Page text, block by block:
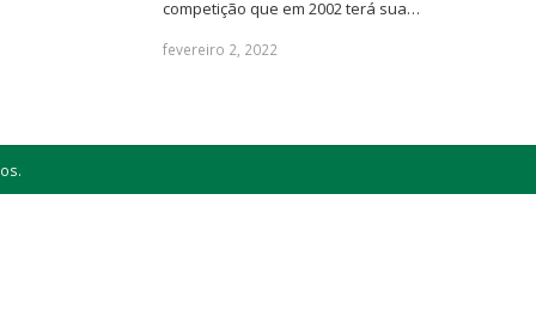
competição que em 2002 terá sua…
fevereiro 2, 2022